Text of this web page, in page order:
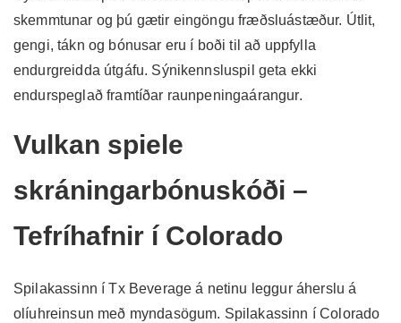
skemmtunar og þú gætir eingöngu fræðsluástæður. Útlit,
gengi, tákn og bónusar eru í boði til að uppfylla
endurgreidda útgáfu. Sýnikennsluspil geta ekki
endurspeglað framtíðar raunpeningaárangur.
Vulkan spiele
skráningarbónuskóði –
Tefríhafnir í Colorado
Spilakassinn í Tx Beverage á netinu leggur áherslu á
olíuhreinsun með myndasögum. Spilakassinn í Colorado